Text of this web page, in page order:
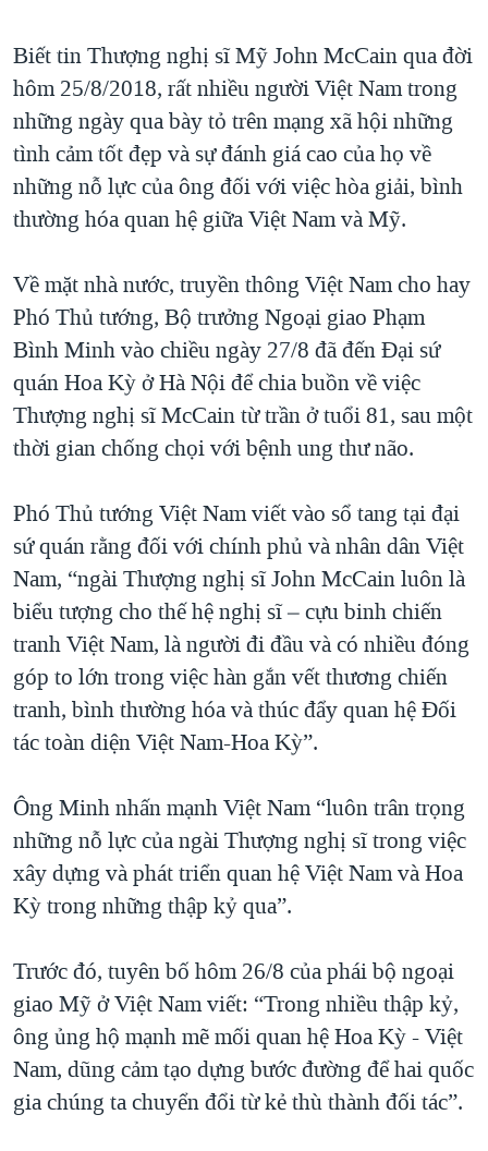
GIÁO DỤC
CÁC GIÁ TRỊ CỘNG HÒA Ở VIỆT NAM
TRỊNH VĨNH BÌNH VS. CHÍNH PHỦ VIỆT NAM
NGƯ DÂN VIỆT VÀ LÀN SÓNG TRỘM HẢI SÂM
BÊN KIA QUỐC LỘ: TIẾNG VỌNG TỪ NÔNG THÔN MỸ
Biết tin Thượng nghị sĩ Mỹ John McCain qua đời
hôm 25/8/2018, rất nhiều người Việt Nam trong
những ngày qua bày tỏ trên mạng xã hội những
tình cảm tốt đẹp và sự đánh giá cao của họ về
những nỗ lực của ông đối với việc hòa giải, bình
thường hóa quan hệ giữa Việt Nam và Mỹ.
Về mặt nhà nước, truyền thông Việt Nam cho hay
Phó Thủ tướng, Bộ trưởng Ngoại giao Phạm
Bình Minh vào chiều ngày 27/8 đã đến Đại sứ
quán Hoa Kỳ ở Hà Nội để chia buồn về việc
Thượng nghị sĩ McCain từ trần ở tuổi 81, sau một
thời gian chống chọi với bệnh ung thư não.
Phó Thủ tướng Việt Nam viết vào sổ tang tại đại
sứ quán rằng đối với chính phủ và nhân dân Việt
Nam, “ngài Thượng nghị sĩ John McCain luôn là
biểu tượng cho thế hệ nghị sĩ – cựu binh chiến
tranh Việt Nam, là người đi đầu và có nhiều đóng
góp to lớn trong việc hàn gắn vết thương chiến
tranh, bình thường hóa và thúc đẩy quan hệ Đối
tác toàn diện Việt Nam-Hoa Kỳ”.
Ông Minh nhấn mạnh Việt Nam “luôn trân trọng
những nỗ lực của ngài Thượng nghị sĩ trong việc
xây dựng và phát triển quan hệ Việt Nam và Hoa
Kỳ trong những thập kỷ qua”.
Trước đó, tuyên bố hôm 26/8 của phái bộ ngoại
giao Mỹ ở Việt Nam viết: “Trong nhiều thập kỷ,
ông ủng hộ mạnh mẽ mối quan hệ Hoa Kỳ - Việt
Nam, dũng cảm tạo dựng bước đường để hai quốc
gia chúng ta chuyển đổi từ kẻ thù thành đối tác”.